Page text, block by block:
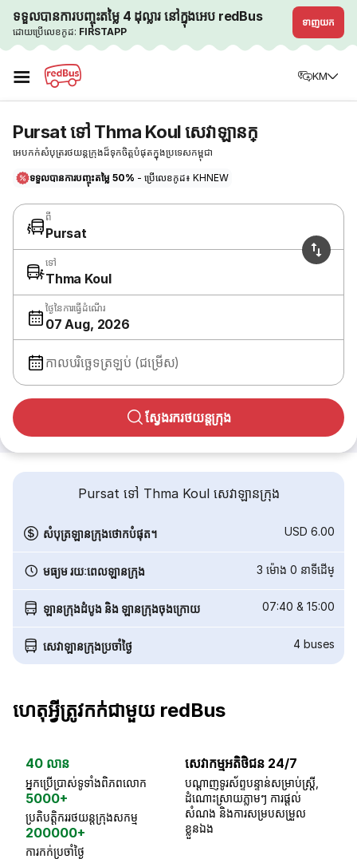
ទទួលបានការបញ្ចុះតម្លៃ 4 ដុល្លារ នៅក្នុងអេប redBus
ដោយប្រើលេខកូដ: FIRSTAPP
ទាញយក
☰ KM
Pursat ទៅ Thma Koul សេវាឡានក្
អេបកក់សំបុត្ររថយន្តក្រុងដ៏ទុកចិត្តបំផុតក្នុងប្រទេសកម្ពុជា
ទទួលបានការបញ្ចុះតម្លៃ 50% - ប្រើលេខកូដ៖ KHNEW
ពី
Pursat
ទៅ
Thma Koul
ថ្ងៃនៃការធ្វើដំណើរ
07 Aug, 2026
កាលបរិច្ឆេទត្រឡប់ (ជម្រើស)
ស្វែងរករថយន្តក្រុង
Pursat ទៅ Thma Koul សេវាឡានក្រុង
សំបុត្រឡានក្រុងថោកបំផុត។ USD 6.00
មធ្យម រយៈពេលឡានក្រុង 3 ម៉ោង 0 នាទី​ដើម្
ឡានក្រុងដំបូង និង ឡានក្រុងចុងក្រោយ 07:40 & 15:00
សេវាឡានក្រុងប្រចាំថ្ងៃ 4 buses
ហេតុអ្វីត្រូវកក់ជាមួយ redBus
40 លាន
អ្នកប្រើប្រាស់ទូទាំងពិភពលោក
5000+
ប្រតិបត្តិកររថយន្តក្រុងសកម្ម
200000+
ការកក់ប្រចាំថ្ងៃ
សេវាកម្មអតិថិជន 24/7
បណ្តាញទូរស័ព្ទបន្ទាន់សម្រាប់ស្ត្រី,
ដំណោះស្រាយភ្លាមៗ ការផ្តល់
សំណង និងការសម្របសម្រួល
ខ្លួនឯង